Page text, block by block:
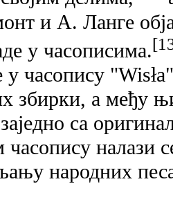
и А. Ланге
у часописима.
у часопису
збирки, a међу
заједно ca
часопису налази
народних